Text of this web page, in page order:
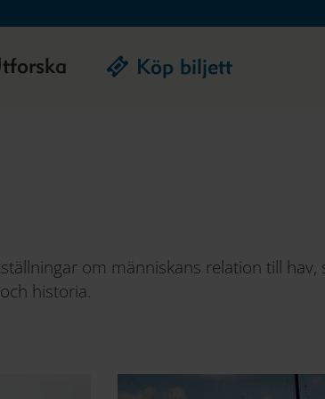
Köp biljett
om människans relation till
historia.